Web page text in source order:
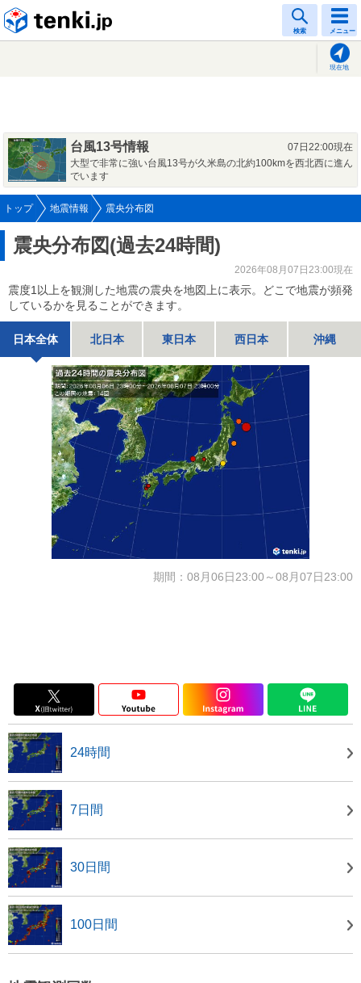
検索 メニュー
現在地
台風13号情報
07日22:00現在
大型で非常に強い台風13号が久米島の北約100kmを西北西に進ん
でいます
トップ 地震情報 震央分布図
震央分布図(過去24時間)
2026年08月07日23:00現在
震度1以上を観測した地震の震央を地図上に表示。どこで地震が頻発
しているかを見ることができます。
日本全体 北日本 東日本 西日本 沖縄
期間：08月06日23:00～08月07日23:00
24時間
7日間
30日間
100日間